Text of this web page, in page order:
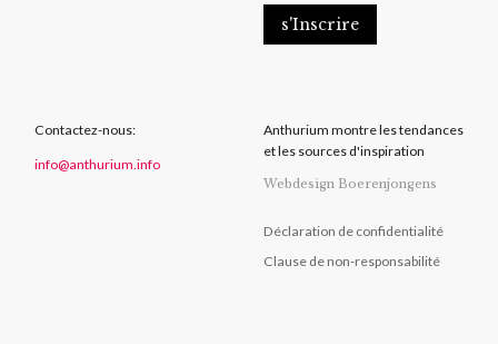
Contactez-nous:
info@anthurium.info
Anthurium montre les tendances
et les sources d'inspiration
Webdesign Boerenjongens
Déclaration de confidentialité
Clause de non-responsabilité